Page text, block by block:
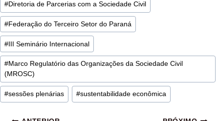
#Diretoria de Parcerias com a Sociedade Civil
#Federação do Terceiro Setor do Paraná
#III Seminário Internacional
#Marco Regulatório das Organizações da Sociedade Civil
(MROSC)
#sessões plenárias #sustentabilidade econômica